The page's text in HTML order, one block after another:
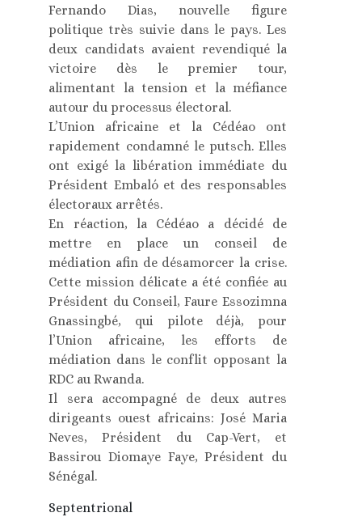
Fernando Dias, nouvelle figure
politique très suivie dans le pays. Les
deux candidats avaient revendiqué la
victoire dès le premier tour,
alimentant la tension et la méfiance
autour du processus électoral.
L’Union africaine et la Cédéao ont
rapidement condamné le putsch. Elles
ont exigé la libération immédiate du
Président Embaló et des responsables
électoraux arrêtés.
En réaction, la Cédéao a décidé de
mettre en place un conseil de
médiation afin de désamorcer la crise.
Cette mission délicate a été confiée au
Président du Conseil, Faure Essozimna
Gnassingbé, qui pilote déjà, pour
l’Union africaine, les efforts de
médiation dans le conflit opposant la
RDC au Rwanda.
Il sera accompagné de deux autres
dirigeants ouest africains: José Maria
Neves, Président du Cap-Vert, et
Bassirou Diomaye Faye, Président du
Sénégal.
Septentrional